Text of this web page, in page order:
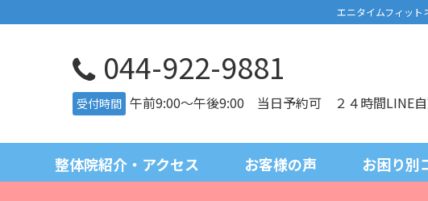
エニタイムフィット
044-922-9881
受付時間 午前9:00～午後9:00 当日予約可 ２４時間LINE
整体院紹介・アクセス お客様の声 お困り別